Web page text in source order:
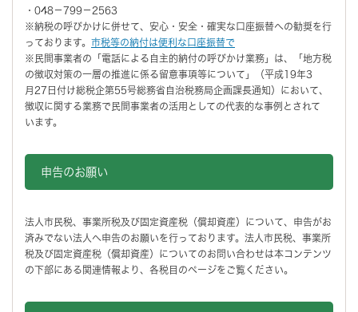
・048－799－2563
※納税の呼びかけに併せて、安心・安全・確実な口座振替への勧奨を行
っております。 市税等の納付は便利な口座振替で
※民間事業者の「電話による自主的納付の呼びかけ業務」は、「地方税
の徴収対策の一層の推進に係る留意事項等について」（平成19年3
月27日付け総税企第55号総務省自治税務局企画課長通知）において、
徴収に関する業務で民間事業者の活用としての代表的な事例とされて
います。
申告のお願い
法人市民税、事業所税及び固定資産税（償却資産）について、申告がお
済みでない法人へ申告のお願いを行っております。法人市民税、事業所
税及び固定資産税（償却資産）についてのお問い合わせは本コンテンツ
の下部にある関連情報より、各税目のページをご覧ください。